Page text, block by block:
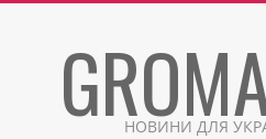
НОВИНИ ДЛЯ